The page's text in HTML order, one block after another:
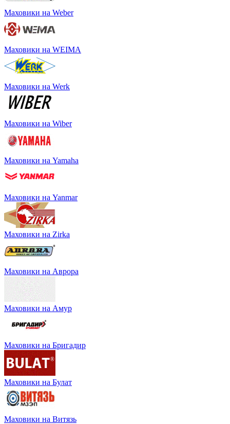
Маховики на Weber
Маховики на WEIMA
Маховики на Werk
Маховики на Wiber
Маховики на Yamaha
Маховики на Yanmar
Маховики на Zirka
Маховики на Аврора
Маховики на Амур
Маховики на Бригадир
Маховики на Булат
Маховики на Витязь